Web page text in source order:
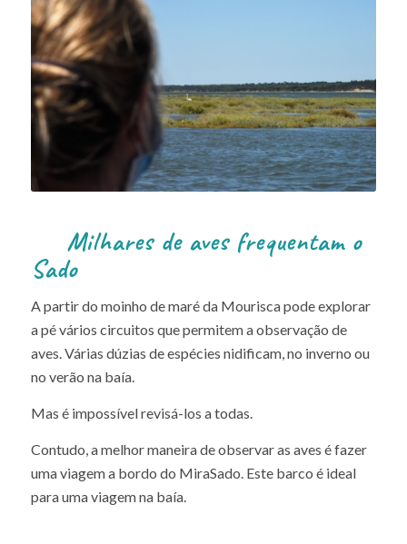
Milhares de aves frequentam o
Sado
A partir do moinho de maré da Mourisca pode explorar
a pé vários circuitos que permitem a observação de
aves. Várias dúzias de espécies nidificam, no inverno ou
no verão na baía.
Mas é impossível revisá-los a todas.
Contudo, a melhor maneira de observar as aves é fazer
uma viagem a bordo do MiraSado. Este barco é ideal
para uma viagem na baía.